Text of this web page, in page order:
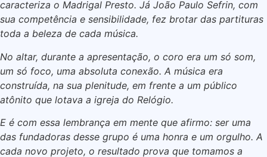
caracteriza o Madrigal Presto. Já João Paulo Sefrin, com
sua competência e sensibilidade, fez brotar das partituras
toda a beleza de cada música.
No altar, durante a apresentação, o coro era um só som,
um só foco, uma absoluta conexão. A música era
construída, na sua plenitude, em frente a um público
atônito que lotava a igreja do Relógio.
E é com essa lembrança em mente que afirmo: ser uma
das fundadoras desse grupo é uma honra e um orgulho. A
cada novo projeto, o resultado prova que tomamos a